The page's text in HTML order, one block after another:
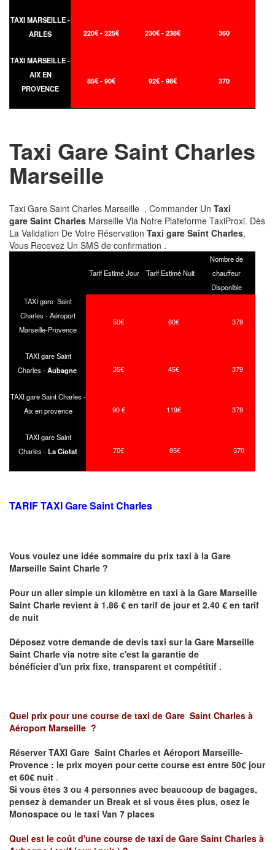
TAXI MARSEILLE -
ARLES
220€ - 225€ 230€ - 238€ 360
TAXI MARSEILLE -
AIX EN
PROVENCE
85€ - 90€ 92€ - 98€ 370
Taxi Gare Saint Charles
Marseille
Taxi Gare Saint Charles Marseille , Commander Un Taxi
gare Saint Charles Marseille Via Notre Plateforme TaxiProxi. Dès
La Validation De Votre Réservation Taxi gare Saint Charles,
Vous Recevez Un SMS de confirmation .
Tarif Estimé Jour Tarif Estimé Nuit
Nombre de
chauffeur
Disponible
TAXI gare Saint
Charles - Aéroport
Marseille-Provence
50€ 60€ 379
TAXI gare Saint
Charles -Aubagne 35€ 45€ 379
TAXI gare Saint Charles -
Aix en provence
90 € 119€ 379
TAXI gare Saint
Charles -La Ciotat 70€ 85€ 370
TARIF TAXI Gare Saint Charles
Vous voulez une idée sommaire du prix taxi à la Gare
Marseille Saint Charle ?
Pour un aller simple un kilomètre en taxi à la Gare Marseille
Saint Charle revient à 1.86 € en tarif de jour et 2.40 € en tarif
de nuit
Déposez votre demande de devis taxi sur la Gare Marseille
Saint Charle via notre site c'est la garantie de
bénéficier d'un prix fixe, transparent et compétitif .
Quel prix pour une course de taxi de Gare Saint Charles à
Aéroport Marseille ?
Réserver TAXI Gare Saint Charles et Aéroport Marseille-
Provence : le prix moyen pour cette course est entre 50€ jour
et 60€ nuit .
Si vous êtes 3 ou 4 personnes avec beaucoup de bagages,
pensez à demander un Break et si vous êtes plus, osez le
Monospace ou le taxi Van 7 places
Quel est le coût d'une course de taxi de Gare Saint Charles à